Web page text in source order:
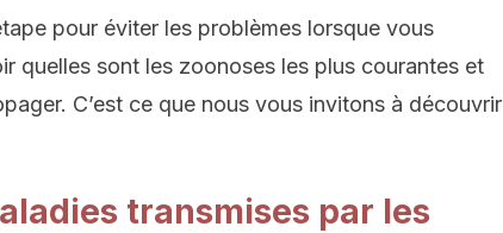
pour éviter les problèmes lorsque vous
quelles sont les zoonoses les plus courantes et
C’est ce que nous vous invitons à découvrir
transmises par les